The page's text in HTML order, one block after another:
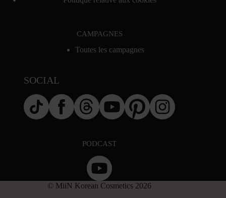
CAMPAGNES
Toutes les campagnes
SOCIAL
PODCAST
© MiiN Korean Cosmetics 2026